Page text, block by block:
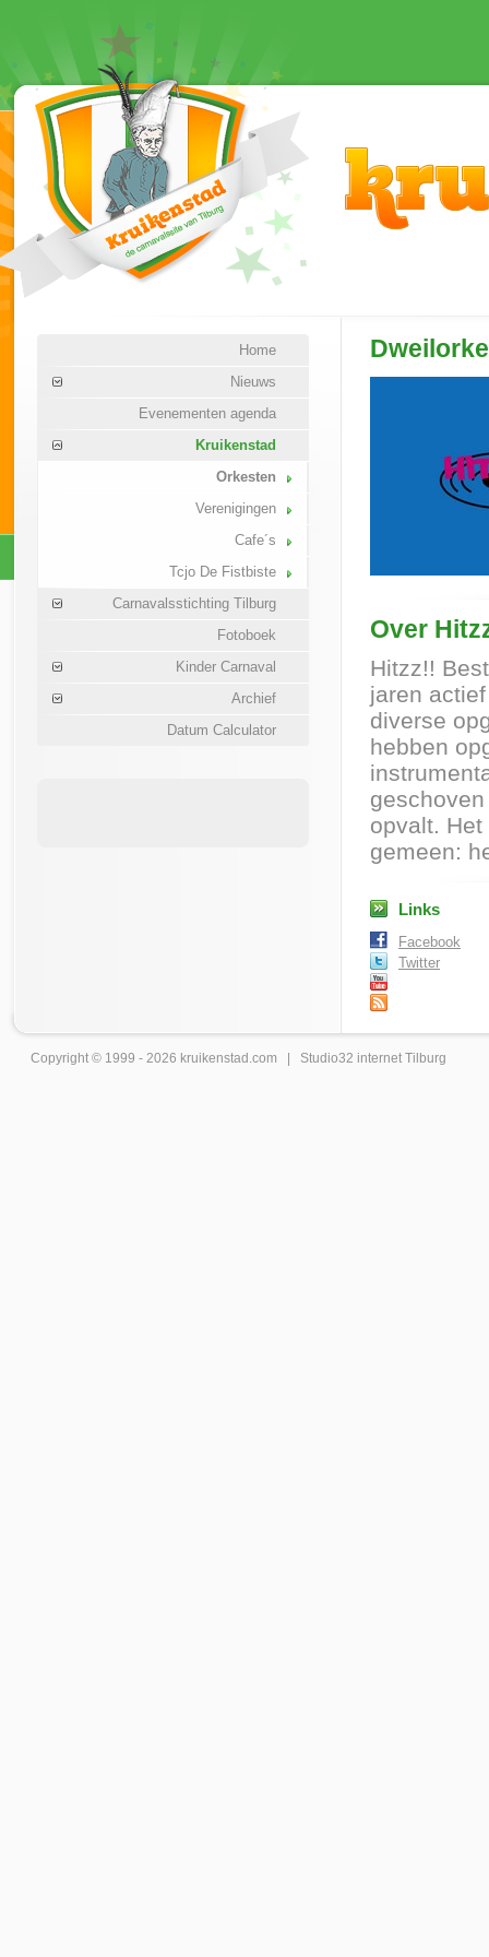
Home
Nieuws
Evenementen agenda
Kruikenstad
Orkesten
Verenigingen
Cafe´s
Tcjo De Fistbiste
Carnavalsstichting Tilburg
Fotoboek
Kinder Carnaval
Archief
Datum Calculator
Over
Hitzz!!
jaren
diverse
hebben
opvalt.
gemeen:
Links
Facebook
Twitter
Copyright © 1999 - 2026 kruikenstad .com | Studio32 internet Tilburg